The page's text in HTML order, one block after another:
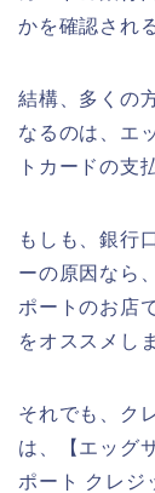
かを確認され
結構、多くの
なるのは、エ
トカードの支
もしも、銀行
ーの原因なら
ポートのお店
をオススメし
それでも、ク
は、【エッグ
ポート クレ